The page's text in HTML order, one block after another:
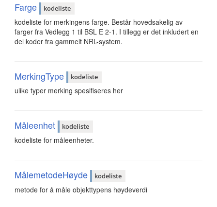
Farge kodeliste
kodeliste for merkingens farge. Består hovedsakelig av
farger fra Vedlegg 1 til BSL E 2-1. I tillegg er det inkludert en
del koder fra gammelt NRL-system.
MerkingType kodeliste
ulike typer merking spesifiseres her
Måleenhet kodeliste
kodeliste for måleenheter.
MålemetodeHøyde kodeliste
metode for å måle objekttypens høydeverdi